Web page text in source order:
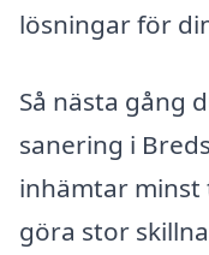
lösningar för
Så nästa gång
sanering i
inhämtar minst
göra stor